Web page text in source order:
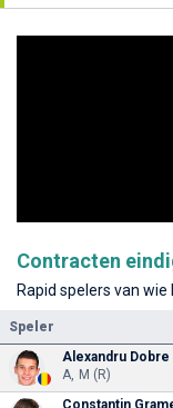
Contracten
Rapid spelers van
Speler
Alexandru Dobre
A, M (R)